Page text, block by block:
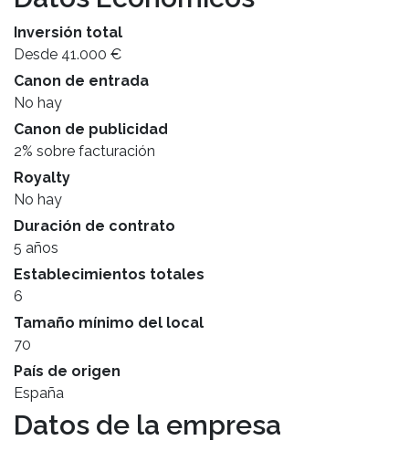
Inversión total
Desde 41.000 €
Canon de entrada
No hay
Canon de publicidad
2% sobre facturación
Royalty
No hay
Duración de contrato
5 años
Establecimientos totales
6
Tamaño mínimo del local
70
País de origen
España
Datos de la empresa